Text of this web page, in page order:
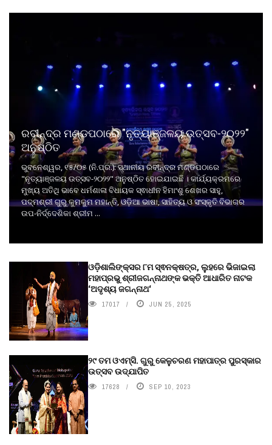
ରବୀନ୍ଦ୍ର ମଣ୍ଡପଠାରେ "ନୃତ୍ୟାଞ୍ଜଳୟ ଉତ୍ସବ-୨୦୨୨"
ଅନୁଷ୍ଠିତ
ଭୁବନେଶ୍ୱର, ୧୫/୦୫ (ନି.ପ୍ର.): ସ୍ଥାନୀୟ ରବୀନ୍ଦ୍ର ମଣ୍ଡପଠାରେ
"ନୃତ୍ୟାଞ୍ଜଳୟ ଉତ୍ସବ-୨୦୨୨" ଅନୁଷ୍ଠିତ ହୋଇଯାଇଛି । କାର୍ଯ୍ୟକ୍ରମରେ
ମୁଖ୍ୟ ଅତିଥି ଭାବେ ଧର୍ମଶାଳା ବିଧାୟକ ସ୍ଵାଧୀନ ହିମାଂଶୁ ଶେଖର ସାହୁ,
ପଦ୍ମଶ୍ରୀ ଗୁରୁ କୁମକୁମ ମହାନ୍ତି, ଓଡ଼ିଆ ଭାଷା, ସାହିତ୍ୟ ଓ ସଂସ୍କୃତି ବିଭାଗର
ଉପ-ନିର୍ଦ୍ଦେଶିକା ଶ୍ରୀମ ...
ଓଡ଼ିଶାଲିଙ୍କ୍ସର ୮ମ ସ୍ଵନକ୍ଷତ୍ର, ଲୁହରେ ଭିଜାଇଲା
ମହାପ୍ରଭୁ ଶ୍ରୀଜଗନ୍ନାଥଙ୍କ ଭକ୍ତି ଆଧାରିତ ନାଟକ
‘ଅଦୃଶ୍ୟ ଜଗନ୍ନାଥ‘
17017 JUN 25, 2025
୨୯ ତମ ଓଏମ୍‌ସି. ଗୁରୁ କେଳୁଚରଣ ମହାପାତ୍ର ପୁରସ୍କାର
ଉତ୍ସବ ଉଦ୍‍ଯାପିତ
17628 SEP 10, 2023